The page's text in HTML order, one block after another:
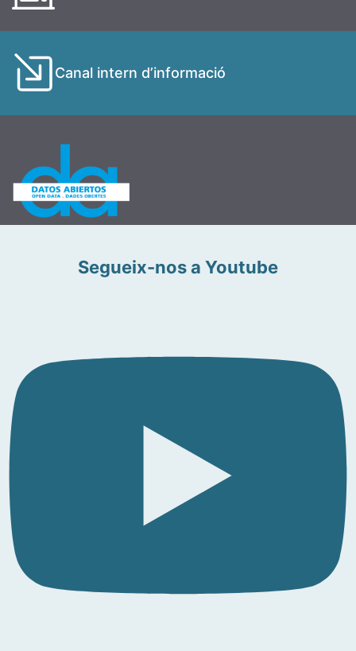
Canal intern d’informació
Segueix-nos a Youtube